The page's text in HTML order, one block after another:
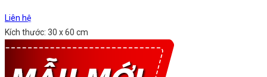
Liên hệ
Kích thước: 30 x 60 cm